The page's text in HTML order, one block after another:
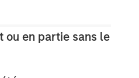
ou en partie sans le